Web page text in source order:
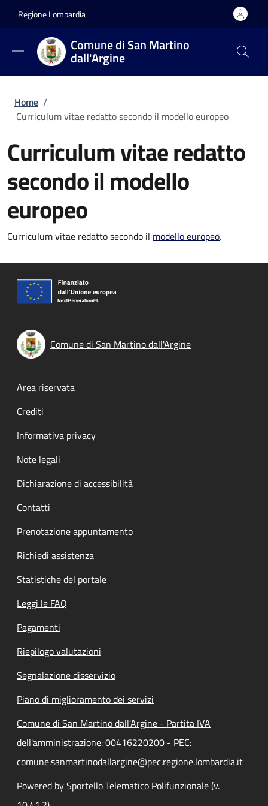
Regione Lombardia
Comune di San Martino
dall'Argine
Briciole di pane
Home /
Curriculum vitae redatto secondo il modello europeo
Curriculum vitae redatto
secondo il modello
europeo
Curriculum vitae redatto secondo il modello europeo.
Comune di San Martino dall'Argine
Footer menu
Area riservata
Crediti
Informativa privacy
Note legali
Dichiarazione di accessibilità
Contatti
Prenotazione appuntamento
Richiedi assistenza
Statistiche del portale
Leggi le FAQ
Pagamenti
Riepilogo valutazioni
Segnalazione disservizio
Piano di miglioramento dei servizi
Comune di San Martino dall'Argine - Partita IVA
dell'amministrazione: 00416220200 - PEC:
comune.sanmartinodallargine@pec.regione.lombardia.it
Powered by Sportello Telematico Polifunzionale (v.